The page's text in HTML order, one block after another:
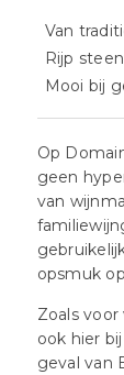
Van
Rijp
Mooi bij
Op
geen
van
opsmuk
Zoals
ook hier
geval van